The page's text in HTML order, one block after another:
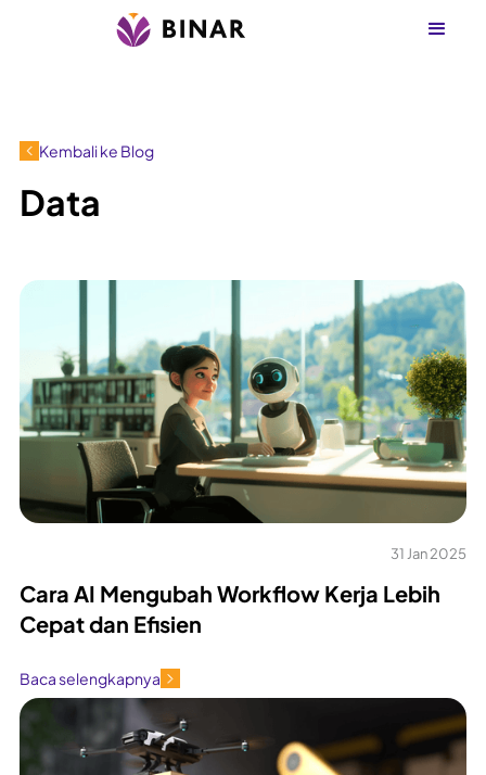
Kembali ke Blog
Data
31 Jan 2025
Cara AI Mengubah Workflow Kerja Lebih
Cepat dan Efisien
Baca selengkapnya